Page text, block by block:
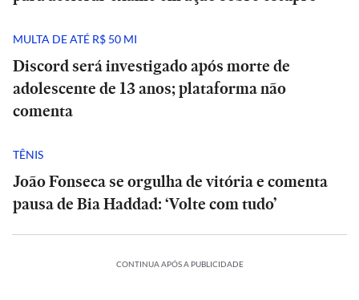
MULTA DE ATÉ R$ 50 MI
Discord será investigado após morte de
adolescente de 13 anos; plataforma não
comenta
TÊNIS
João Fonseca se orgulha de vitória e comenta
pausa de Bia Haddad: ‘Volte com tudo’
CONTINUA APÓS A PUBLICIDADE